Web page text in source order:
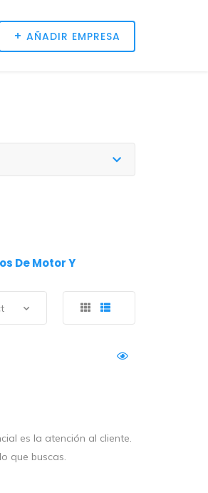
+ AÑADIR EMPRESA
De Motor Y
es la atención al cliente.
que buscas.